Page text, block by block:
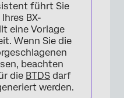
führt Sie
BX-
eine Vorlage
Wenn Sie die
beachten
die BTDS darf
werden.